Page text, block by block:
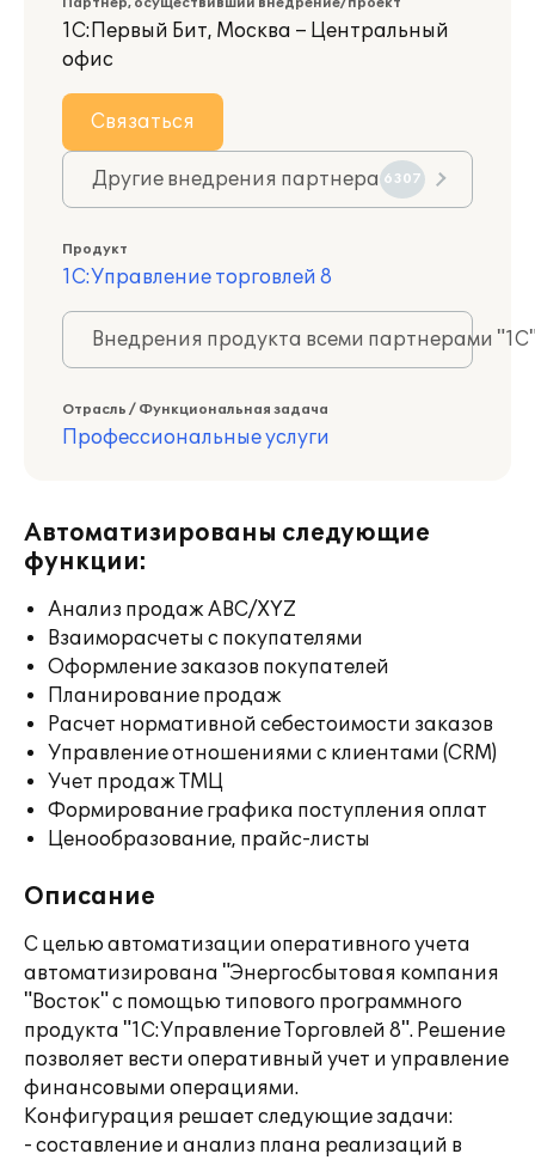
1С:Первый Бит, Москва – Центральный
офис
Связаться
Другие внедрения партнера 6307
Продукт
1С:Управление торговлей 8
Внедрения продукта всеми партнерами
Отрасль / Функциональная задача
Профессиональные услуги
Автоматизированы следующие
функции:
Анализ продаж ABC/XYZ
Взаиморасчеты с покупателями
Оформление заказов покупателей
Планирование продаж
Расчет нормативной себестоимости заказов
Управление отношениями с клиентами (CRM)
Учет продаж ТМЦ
Формирование графика поступления оплат
Ценообразование, прайс-листы
Описание
С целью автоматизации оперативного учета
автоматизирована "Энергосбытовая компания
"Восток" с помощью типового программного
продукта "1С:Управление Торговлей 8". Решение
позволяет вести оперативный учет и управление
финансовыми операциями.
Конфигурация решает следующие задачи:
- составление и анализ плана реализаций в